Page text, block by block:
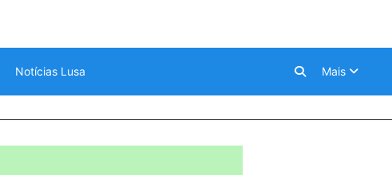
Notícias Lusa Mais